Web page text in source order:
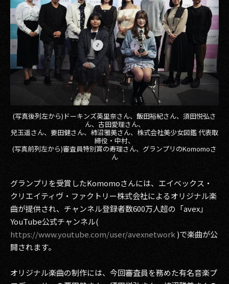
(写真後列左から)ドーキンズ英里奈さん、飯田裕紀さん、須田悦弘さ
ん、古田愛理さん、
兒玉遥さん、要田健さん、柿沼雅美さん、株式会社美少女図鑑 代表取
締役・中村、
(写真前列左から)審査員特別賞の寿理さん、グランプリのKomomoさ
ん
グランプリを受賞したKomomoさんには、エイベックス・
クリエイティヴ・ファクトリー株式会社によるオリジナル楽
曲が提供され、チャンネル登録者数600万人超の「avex」
YouTube公式チャンネル(
https://www.youtube.com/user/avexnetwork )で楽曲が公
開されます。
オリジナル楽曲の制作には、今回審査員を務めた有名音楽プ